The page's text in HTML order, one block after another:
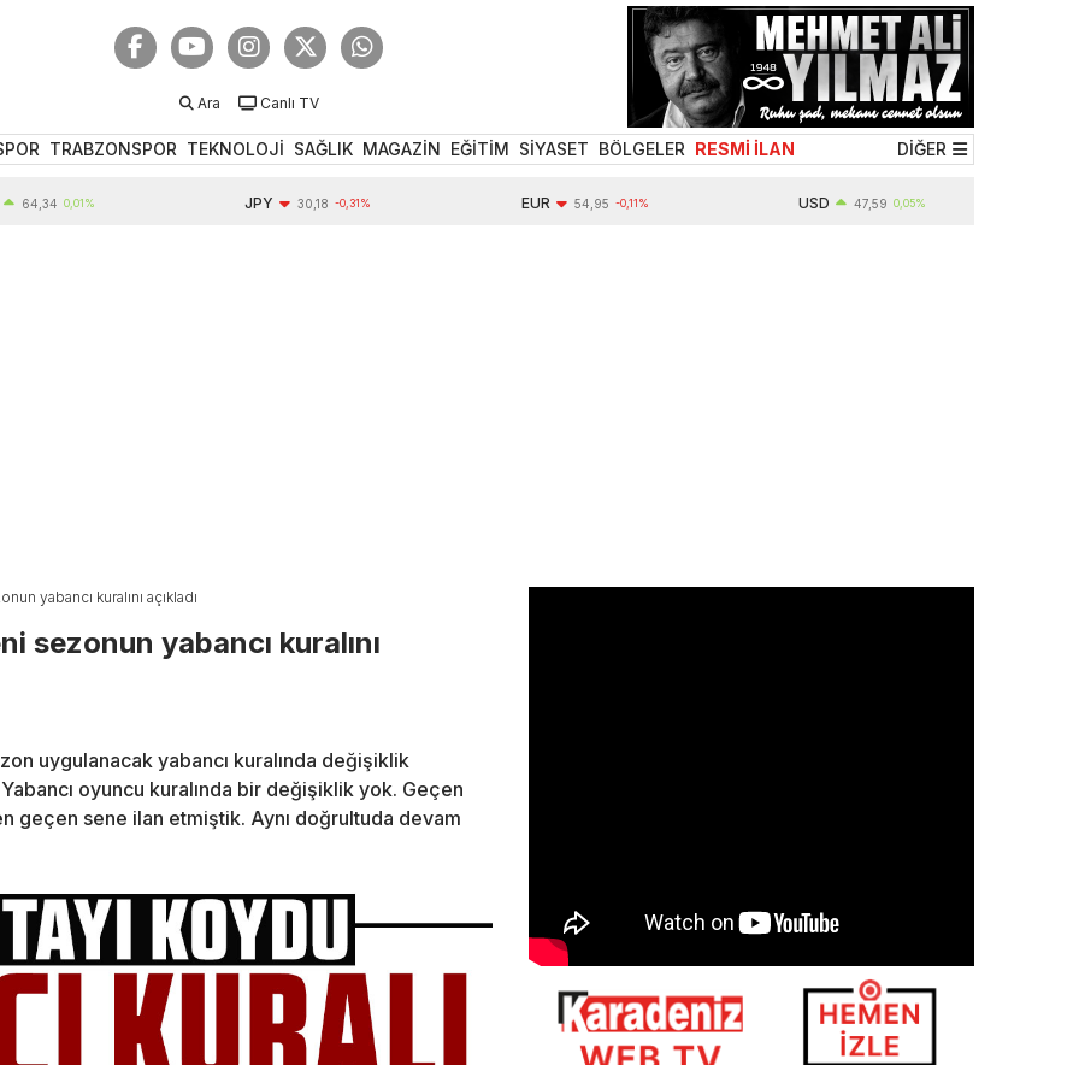
Ara Canlı TV
TRABZONSPOR TEKNOLOJİ SAĞLIK MAGAZİN EĞİTİM SİYASET BÖLGELER RESMİ İLAN DİĞER
0,01% 30,18 -0,31% 54,95 -0,11% 47,59 0,05%
yabancı kuralını açıkladı
sezonun yabancı kuralını
uygulanacak yabancı kuralında değişiklik
oyuncu kuralında bir değişiklik yok. Geçen
geçen sene ilan etmiştik. Aynı doğrultuda devam